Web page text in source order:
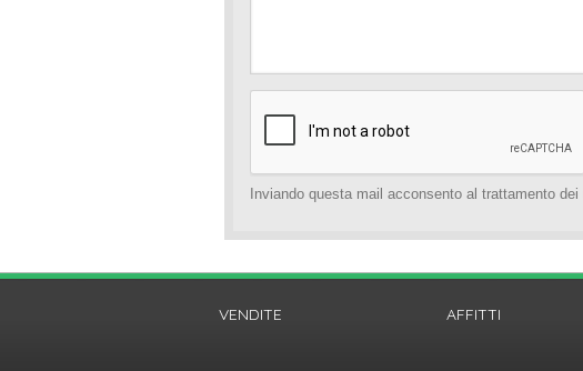
Inviando questa mail acconsento al trattamento
VENDITE AFFITTI